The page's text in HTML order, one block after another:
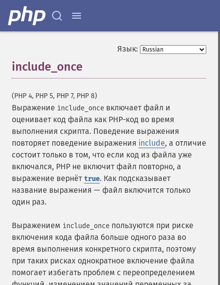
Язык:
include_once
(PHP 4, PHP 5, PHP 7, PHP 8)
Выражение include_once включает файл и
оценивает код файла как PHP-код во время
выполнения скрипта. Поведение выражения
повторяет поведение выражения include, а отличие
состоит только в том, что если код из файла уже
включался, PHP не включит файл повторно, а
выражение вернёт true. Как подсказывает
название выражения — файл включится только
один раз.
Выражением include_once пользуются при риске
включения кода файла больше одного раза во
время выполнения конкретного скрипта, поэтому
при таких рисках однократное включение файла
помогает избегать проблем с переопределением